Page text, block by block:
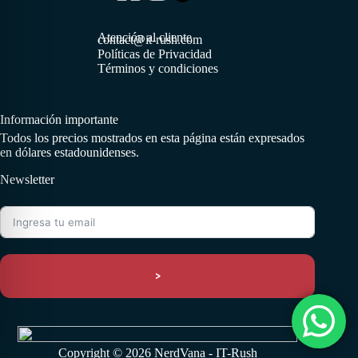
Atención al cliente
contact@it-rush.com
Políticas de Privacidad
Términos y condiciones
Información importante
Todos los precios mostrados en esta página están expresados
en dólares estadounidenses.
Newsletter
>
Copyright © 2026 NerdVana - IT-Rush